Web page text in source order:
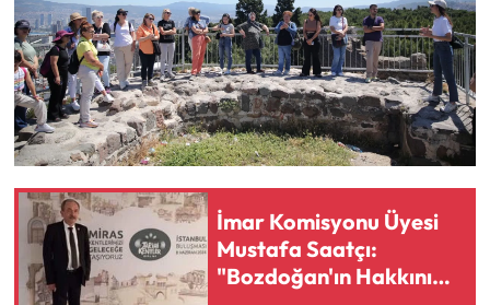
İmar Komisyonu Üyesi
Mustafa Saatçı:
"Bozdoğan'ın Hakkını